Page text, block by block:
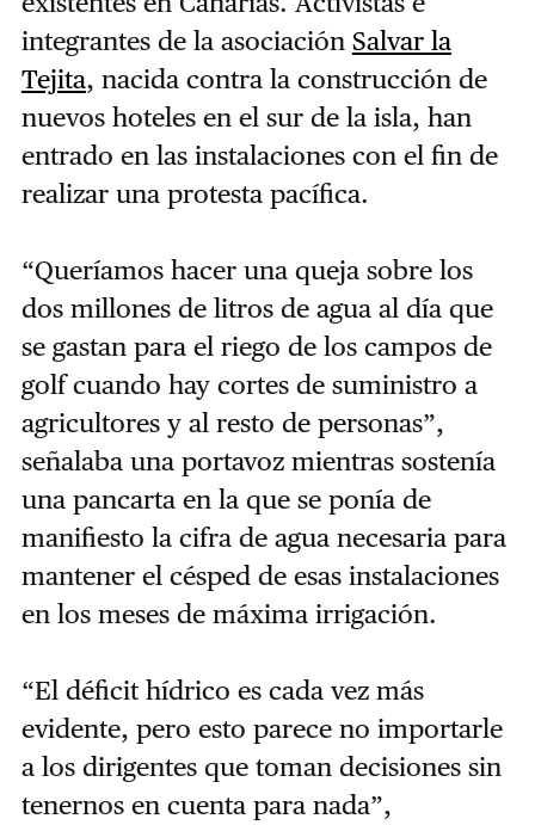
integrantes de la asociación Salvar la
Tejita, nacida contra la construcción de
nuevos hoteles en el sur de la isla, han
entrado en las instalaciones con el fin de
realizar una protesta pacífica.
“Queríamos hacer una queja sobre los
dos millones de litros de agua al día que
se gastan para el riego de los campos de
golf cuando hay cortes de suministro a
agricultores y al resto de personas”,
señalaba una portavoz mientras sostenía
una pancarta en la que se ponía de
manifiesto la cifra de agua necesaria para
mantener el césped de esas instalaciones
en los meses de máxima irrigación.
“El déficit hídrico es cada vez más
evidente, pero esto parece no importarle
a los dirigentes que toman decisiones sin
tenernos en cuenta para nada”,